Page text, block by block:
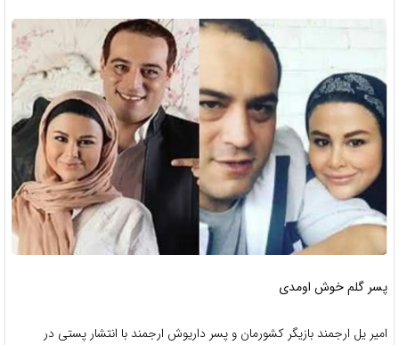
پسر گلم خوش اومدی
امیر یل ارجمند بازیگر کشورمان و پسر داریوش ارجمند با انتشار پستی در